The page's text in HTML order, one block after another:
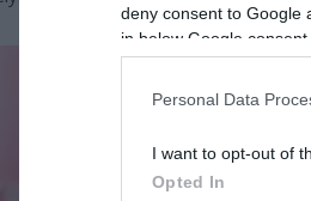
deny consent to Google
in below Google consent
Personal Data
I want to opt-out of
Opted In